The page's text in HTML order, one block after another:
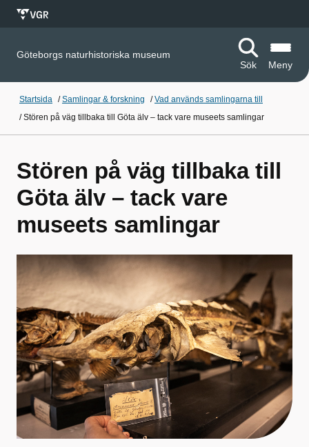
Göteborgs naturhistoriska museum
Sök
Meny
Startsida /Samlingar & forskning /Vad används samlingarna till
/Stören på väg tillbaka till Göta älv – tack vare museets samlingar
Stören på väg tillbaka till
Göta älv – tack vare
museets samlingar